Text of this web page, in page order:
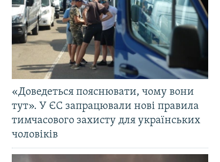
«Доведеться пояснювати, чому вони
тут». У ЄС запрацювали нові правила
тимчасового захисту для українських
чоловіків